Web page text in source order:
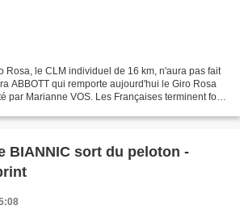
Rosa, le CLM individuel de 16 km, n'aura pas fait
ABBOTT qui remporte aujourd'hui le Giro Rosa
par Marianne VOS. Les Françaises terminent fort
BIANNIC sort du peloton -